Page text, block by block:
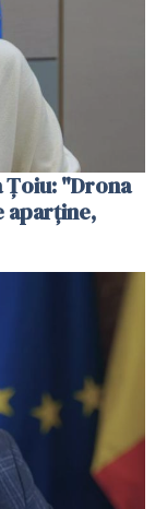
Ţoiu: "Drona
aparţine,